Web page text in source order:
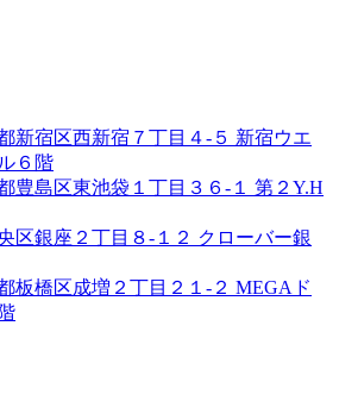
新宿区西新宿７丁目４-５ 新宿ウエ
６階
豊島区東池袋１丁目３６-１ 第２Y.H
区銀座２丁目８-１２ クローバー銀
板橋区成増２丁目２１-２ MEGAド